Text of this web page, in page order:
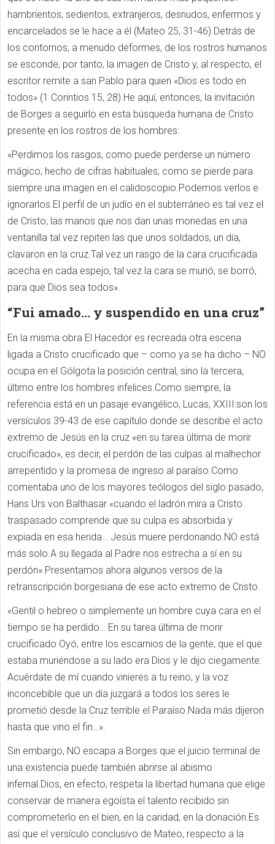
hambrientos, sedientos, extranjeros, desnudos, enfermos y
encarcelados se le hace a él (Mateo 25, 31-46).Detrás de
los contornos, a menudo deformes, de los rostros humanos
se esconde, por tanto, la imagen de Cristo y, al respecto, el
escritor remite a san Pablo para quien «Dios es todo en
todos» (1 Corintios 15, 28).He aquí, entonces, la invitación
de Borges a seguirlo en esta búsqueda humana de Cristo
presente en los rostros de los hombres:
«Perdimos los rasgos, como puede perderse un número
mágico, hecho de cifras habituales; como se pierde para
siempre una imagen en el calidoscopio.Podemos verlos e
ignorarlos.El perfil de un judío en el subterráneo es tal vez el
de Cristo; las manos que nos dan unas monedas en una
ventanilla tal vez repiten las que unos soldados, un día,
clavaron en la cruz.Tal vez un rasgo de la cara crucificada
acecha en cada espejo; tal vez la cara se murió, se borró,
para que Dios sea todos».
“Fui amado… y suspendido en una cruz”
En la misma obra El Hacedor es recreada otra escena
ligada a Cristo crucificado que – como ya se ha dicho – NO
ocupa en el Gólgota la posición central, sino la tercera,
último entre los hombres infelices.Como siempre, la
referencia está en un pasaje evangélico, Lucas, XXIII:son los
versículos 39-43 de ese capítulo donde se describe el acto
extremo de Jesús en la cruz «en su tarea última de morir
crucificado», es decir, el perdón de las culpas al malhechor
arrepentido y la promesa de ingreso al paraíso.Como
comentaba uno de los mayores teólogos del siglo pasado,
Hans Urs von Balthasar «cuando el ladrón mira a Cristo
traspasado comprende que su culpa es absorbida y
expiada en esa herida… Jesús muere perdonando.NO está
más solo.A su llegada al Padre nos estrecha a sí en su
perdón».Presentamos ahora algunos versos de la
retranscripción borgesiana de ese acto extremo de Cristo.
«Gentil o hebreo o simplemente un hombre cuya cara en el
tiempo se ha perdido… En su tarea última de morir
crucificado Oyó, entre los escarnios de la gente, que el que
estaba muriéndose a su lado era Dios y le dijo ciegamente:
Acuérdate de mí cuando vinieres a tu reino, y la voz
inconcebible que un día juzgará a todos los seres le
prometió desde la Cruz terrible el Paraíso.Nada más dijeron
hasta que vino el fin…».
Sin embargo, NO escapa a Borges que el juicio terminal de
una existencia puede también abrirse al abismo
infernal.Dios, en efecto, respeta la libertad humana que elige
conservar de manera egoísta el talento recibido sin
comprometerlo en el bien, en la caridad, en la donación.Es
así que el versículo conclusivo de Mateo, respecto a la